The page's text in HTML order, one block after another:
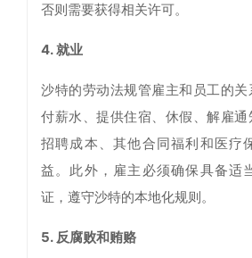
否则需要获得相关许可。
4. 就业
沙特的劳动法规管雇主和员工的
付薪水、提供住宿、休假、解雇通
招聘成本、其他合同福利和医疗
益。此外，雇主必须确保具备适
证，遵守沙特的本地化规则。
5. 反腐败和贿赂